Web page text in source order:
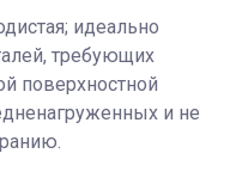
идеально
требующих
поверхностной
и не